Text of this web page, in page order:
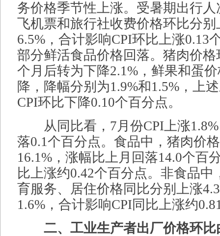
务价格季节性上涨。受暑期出行
飞机票和旅行社收费价格环比分别
6.5%，合计影响CPI环比上涨0.13
部分鲜活食品价格回落。猪肉价
个月后转为下降2.1%，鲜果和蛋
降，降幅分别为1.9%和1.5%，上
CPI环比下降0.10个百分点。
从同比看，7月份CPI上涨1.8%
落0.1个百分点。食品中，猪肉价
16.1%，涨幅比上月回落14.0个百
比上涨约0.42个百分点。非食品中
育服务、居住价格同比分别上涨
1.6%，合计影响CPI同比上涨约
二、工业生产者出厂价格环比